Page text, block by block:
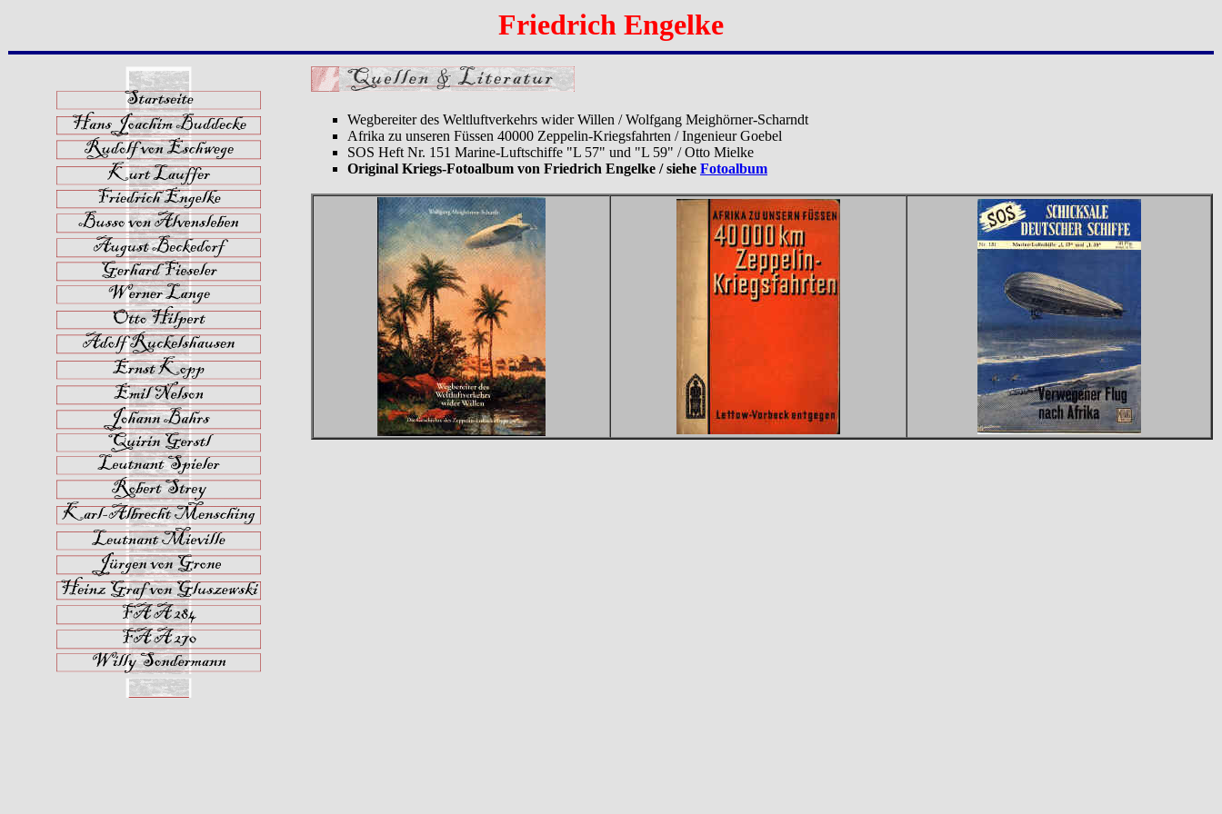
Friedrich Engelke
Wegbereiter des Weltluftverkehrs wider Willen / Wolfgang Meighörner-Scharndt
Afrika zu unseren Füssen 40000 Zeppelin-Kriegsfahrten / Ingenieur Goebel
SOS Heft Nr. 151 Marine-Luftschiffe "L 57" und "L 59" / Otto Mielke
Original Kriegs-Fotoalbum von Friedrich Engelke / siehe Fotoalbum